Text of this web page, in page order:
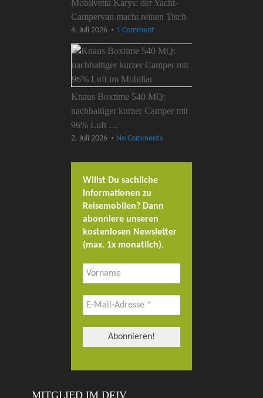
Mobilvetta Karys: der Yacht-
Campervan macht reinen Tisch
4. Juli 2026 1 Comment
Knaus Boxtime 540 MQ:
nachhaltiger kurzer Camper mit
96% Luft …
2. Juli 2026 No Comments
Willst Du sachliche
Informationen zu
Reisemobilen? Dann
abonniere unseren
kostenlosen Newsletter
(max. 1x monatlich).
MITGLIED IM DFJV